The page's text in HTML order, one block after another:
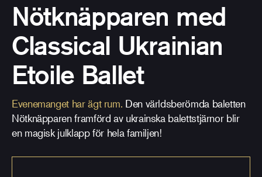
Nötknäpparen med
Classical Ukrainian
Etoile Ballet
Evenemanget har ägt rum. Den världsberömda baletten
Nötknäpparen framförd av ukrainska balettstjärnor blir
en magisk julklapp för hela familjen!